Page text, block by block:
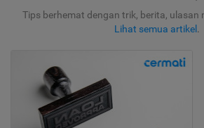
Tips berhemat dengan trik, berita, ulasan
Lihat semua artikel .